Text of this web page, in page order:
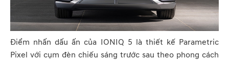
Điểm nhấn dấu ấn của IONIQ 5 là thiết kế Parametric
Pixel với cụm đèn chiếu sáng trước sau theo phong cách